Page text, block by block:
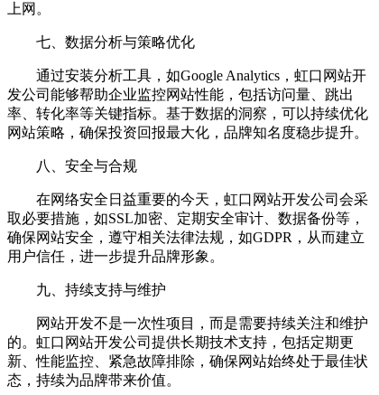
上网。
七、数据分析与策略优化
通过安装分析工具，如Google Analytics，虹口网站开
发公司能够帮助企业监控网站性能，包括访问量、跳出
率、转化率等关键指标。基于数据的洞察，可以持续优化
网站策略，确保投资回报最大化，品牌知名度稳步提升。
八、安全与合规
在网络安全日益重要的今天，虹口网站开发公司会采
取必要措施，如SSL加密、定期安全审计、数据备份等，
确保网站安全，遵守相关法律法规，如GDPR，从而建立
用户信任，进一步提升品牌形象。
九、持续支持与维护
网站开发不是一次性项目，而是需要持续关注和维护
的。虹口网站开发公司提供长期技术支持，包括定期更
新、性能监控、紧急故障排除，确保网站始终处于最佳状
态，持续为品牌带来价值。